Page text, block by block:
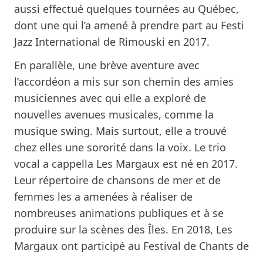
aussi effectué quelques tournées au Québec,
dont une qui l’a amené à prendre part au Festi
Jazz International de Rimouski en 2017.
En parallèle, une brève aventure avec
l’accordéon a mis sur son chemin des amies
musiciennes avec qui elle a exploré de
nouvelles avenues musicales, comme la
musique swing. Mais surtout, elle a trouvé
chez elles une sororité dans la voix. Le trio
vocal a cappella Les Margaux est né en 2017.
Leur répertoire de chansons de mer et de
femmes les a amenées à réaliser de
nombreuses animations publiques et à se
produire sur la scènes des Îles. En 2018, Les
Margaux ont participé au Festival de Chants de